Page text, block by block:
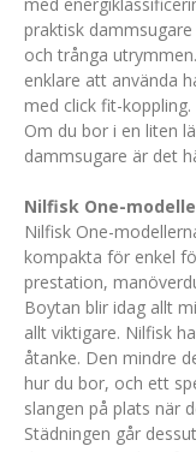
praktisk
och trånga
enklare att använda
med click fit-koppling.
Om du bor i en liten
dammsugare är det
Nilfisk One-
Nilfisk One-
kompakta för enkel
prestation,
Boytan blir idag allt
allt viktigare. Nilfisk
åtanke. Den mindre
hur du bor, och ett
slangen på plats när
Städningen går